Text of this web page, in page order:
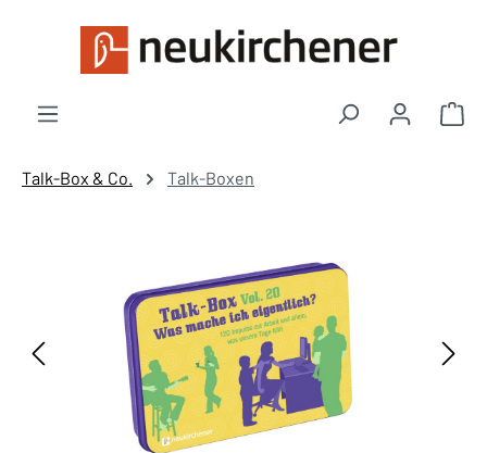
Zum Hauptinhalt springen
Talk-Box & Co. Talk-Boxen